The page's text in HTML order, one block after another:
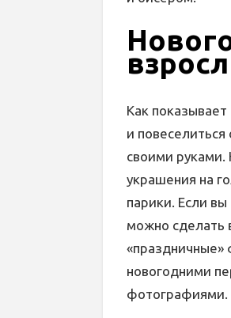
Как
и
своими руками.
украшения на
парики. Если
можно сделать
«праздничные»
новогодними
фотографиями.